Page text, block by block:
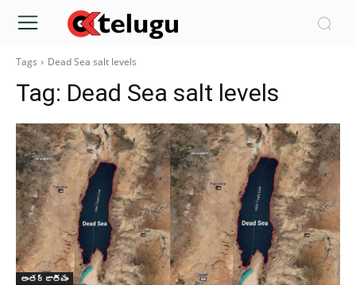
Tags Dead Sea salt levels
Tag: Dead Sea salt levels
అంతర్జాతీయం